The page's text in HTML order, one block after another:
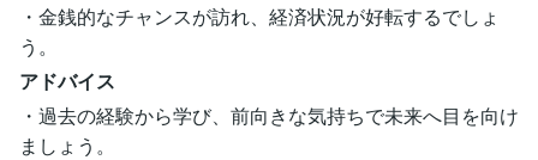
・金銭的なチャンスが訪れ、経済状況が好転するでしょ
う。
アドバイス
・過去の経験から学び、前向きな気持ちで未来へ目を向け
ましょう。